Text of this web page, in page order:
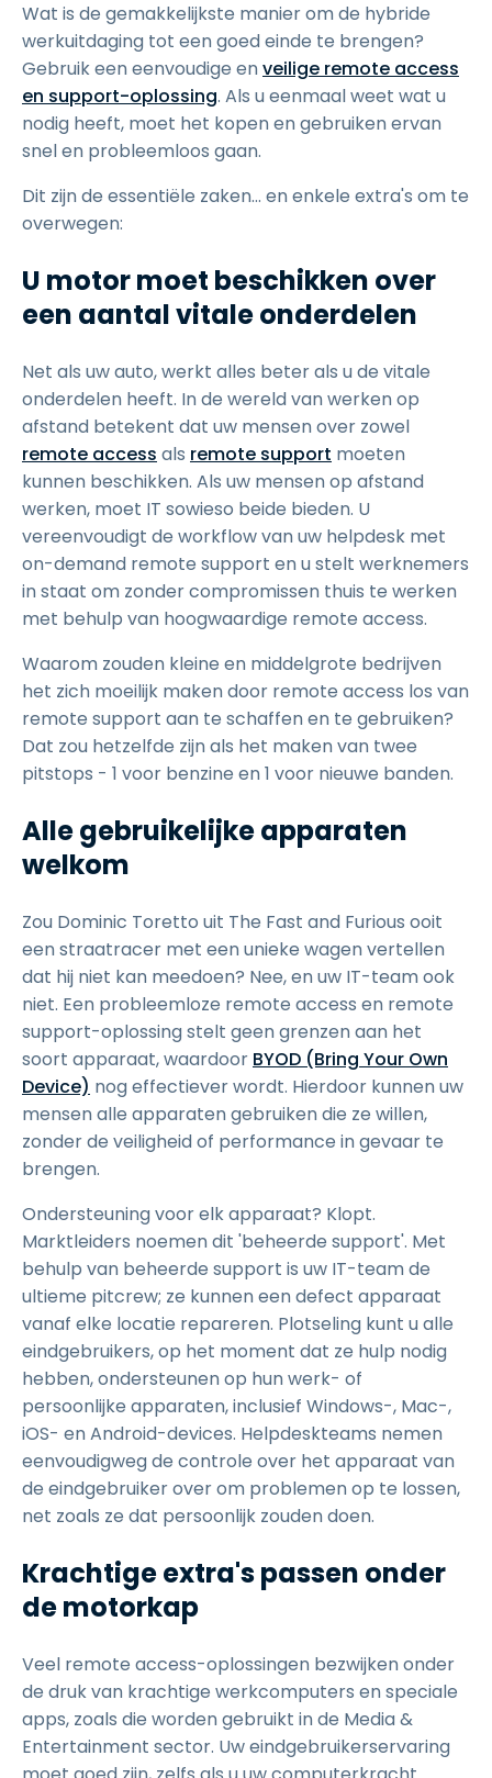
Wat is de gemakkelijkste manier om de hybride
werkuitdaging tot een goed einde te brengen?
Gebruik een eenvoudige enveilige remote access
en support-oplossing. Als u eenmaal weet wat u
nodig heeft, moet het kopen en gebruiken ervan
snel en probleemloos gaan.
Dit zijn de essentiële zaken... en enkele extra's om te
overwegen:
U motor moet beschikken over
een aantal vitale onderdelen
Net als uw auto, werkt alles beter als u de vitale
onderdelen heeft. In de wereld van werken op
afstand betekent dat uw mensen over zowel
remote access als remote support moeten
kunnen beschikken. Als uw mensen op afstand
werken, moet IT sowieso beide bieden. U
vereenvoudigt de workflow van uw helpdesk met
on-demand remote support en u stelt werknemers
in staat om zonder compromissen thuis te werken
met behulp van hoogwaardige remote access.
Waarom zouden kleine en middelgrote bedrijven
het zich moeilijk maken door remote access los van
remote support aan te schaffen en te gebruiken?
Dat zou hetzelfde zijn als het maken van twee
pitstops - 1 voor benzine en 1 voor nieuwe banden.
Alle gebruikelijke apparaten
welkom
Zou Dominic Toretto uit The Fast and Furious ooit
een straatracer met een unieke wagen vertellen
dat hij niet kan meedoen? Nee, en uw IT-team ook
niet. Een probleemloze remote access en remote
support-oplossing stelt geen grenzen aan het
soort apparaat, waardoor BYOD (Bring Your Own
Device) nog effectiever wordt. Hierdoor kunnen uw
mensen alle apparaten gebruiken die ze willen,
zonder de veiligheid of performance in gevaar te
brengen.
Ondersteuning voor elk apparaat? Klopt.
Marktleiders noemen dit 'beheerde support'. Met
behulp van beheerde support is uw IT-team de
ultieme pitcrew; ze kunnen een defect apparaat
vanaf elke locatie repareren. Plotseling kunt u alle
eindgebruikers, op het moment dat ze hulp nodig
hebben, ondersteunen op hun werk- of
persoonlijke apparaten, inclusief Windows-, Mac-,
iOS- en Android-devices. Helpdeskteams nemen
eenvoudigweg de controle over het apparaat van
de eindgebruiker over om problemen op te lossen,
net zoals ze dat persoonlijk zouden doen.
Krachtige extra's passen onder
de motorkap
Veel remote access-oplossingen bezwijken onder
de druk van krachtige werkcomputers en speciale
apps, zoals die worden gebruikt in de Media &
Entertainment sector. Uw eindgebruikerservaring